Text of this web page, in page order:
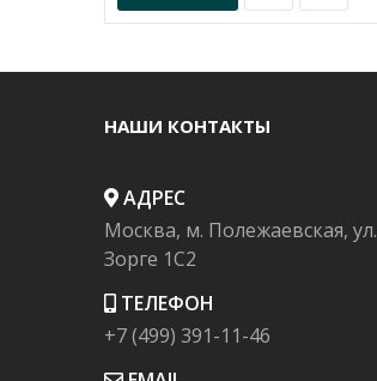
НАШИ КОНТАКТЫ
АДРЕС
Москва, м. Полежаевская, ул.
Зорге 1C2
ТЕЛЕФОН
+7 (499) 391-11-46